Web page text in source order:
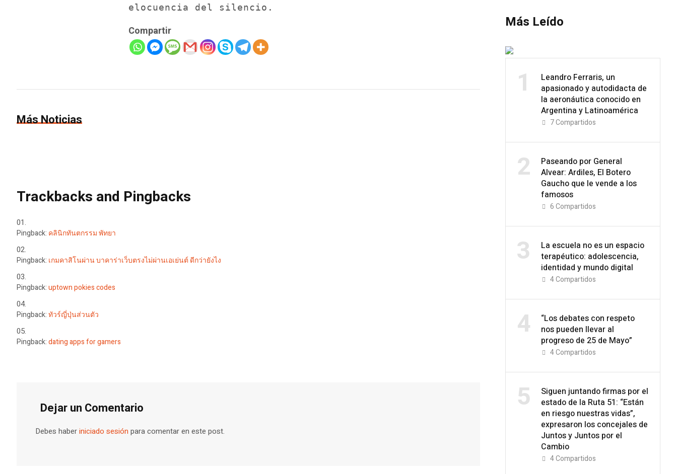
elocuencia del silencio.
Compartir
Más Noticias
Trackbacks and Pingbacks
Pingback: คลินิกทันตกรรม พัทยา
Pingback: เกมคาสิโนผ่าน บาคาร่าเว็บตรงไม่ผ่านเอเย่นต์ ดีกว่ายังไง
Pingback:uptown pokies codes
Pingback:ทัวร์ญี่ปุ่นส่วนตัว
Pingback:dating apps for gamers
Dejar un Comentario
Debes haberiniciado sesión para comentar en este post.
Más Leído
1
Leandro Ferraris, un
apasionado y autodidacta de
la aeronáutica conocido en
Argentina y Latinoamérica
7Compartidos
2
Paseando por General
Alvear: Ardiles, El Botero
Gaucho que le vende a los
famosos
6Compartidos
3
La escuela no es un espacio
terapéutico: adolescencia,
identidad y mundo digital
4Compartidos
4
“Los debates con respeto
nos pueden llevar al
progreso de 25 de Mayo”
4Compartidos
5
Siguen juntando firmas por el
estado de la Ruta 51: “Están
en riesgo nuestras vidas”,
expresaron los concejales de
Juntos y Juntos por el
Cambio
4Compartidos